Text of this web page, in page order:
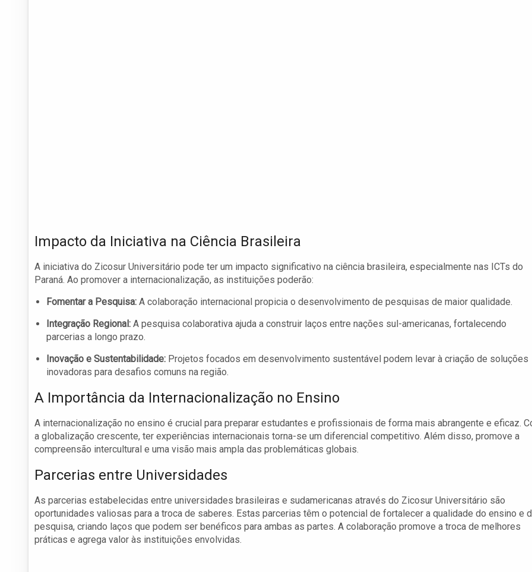
Impacto da Iniciativa na Ciência Brasileira
A iniciativa do Zicosur Universitário pode ter um impacto significativo na ciência brasileira, especialmente nas ICTs do
Paraná. Ao promover a internacionalização, as instituições poderão:
Fomentar a Pesquisa: A colaboração internacional propicia o desenvolvimento de pesquisas de maior qualidade.
Integração Regional: A pesquisa colaborativa ajuda a construir laços entre nações sul-americanas, fortalecendo
parcerias a longo prazo.
Inovação e Sustentabilidade: Projetos focados em desenvolvimento sustentável podem levar à criação de soluções
inovadoras para desafios comuns na região.
A Importância da Internacionalização no Ensino
A internacionalização no ensino é crucial para preparar estudantes e profissionais de forma mais abrangente e eficaz.
a globalização crescente, ter experiências internacionais torna-se um diferencial competitivo. Além disso, promove a
compreensão intercultural e uma visão mais ampla das problemáticas globais.
Parcerias entre Universidades
As parcerias estabelecidas entre universidades brasileiras e sudamericanas através do Zicosur Universitário são
oportunidades valiosas para a troca de saberes. Estas parcerias têm o potencial de fortalecer a qualidade do ensino e
pesquisa, criando laços que podem ser benéficos para ambas as partes. A colaboração promove a troca de melhores
práticas e agrega valor às instituições envolvidas.